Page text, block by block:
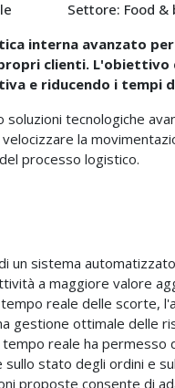
Settore: Food &
interna avanzato
clienti.
e riducendo i tempi
tecnologiche
la
processo logistico.
un sistema
a maggiore valore
reale delle scorte,
gestione ottimale delle
reale ha
stato degli ordini e
proposte consente di